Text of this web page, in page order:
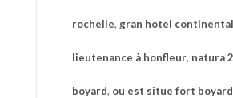
rochelle, gran hotel
lieutenance à honfleur, natura
boyard, ou est situe fort